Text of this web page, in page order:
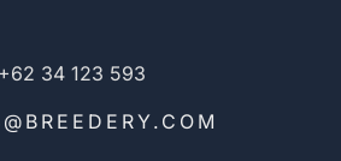
+62 34 123 593